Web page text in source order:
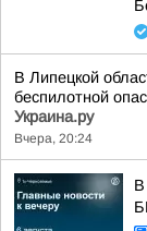
В Липецкой
беспилотной
Украина.ру
Вчера, 20:24
В